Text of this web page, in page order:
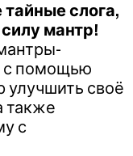
слога,
мантр!
с помощью
улучшить своё
также
с